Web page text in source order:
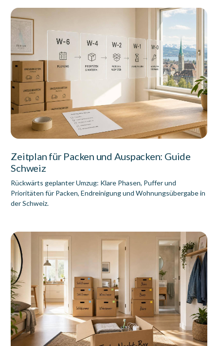
Zeitplan für Packen und Auspacken: Guide
Schweiz
Rückwärts geplanter Umzug: Klare Phasen, Puffer und
Prioritäten für Packen, Endreinigung und Wohnungsübergabe in
der Schweiz.